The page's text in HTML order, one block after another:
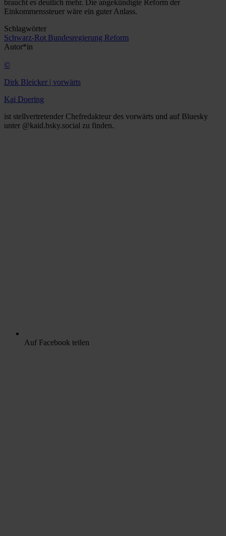
braucht es deutlich mehr. Die angekündigte Reform der
Einkommenssteuer wäre ein guter Anlass.
Schlagwörter
Schwarz-Rot Bundesregierung Reform
Autor*in
©
Dirk Bleicker | vorwärts
Kai Doering
ist stellvertretender Chefredakteur des vorwärts und auf Bluesky
unter @kaid.bsky.social zu finden.
Auf Facebook teilen